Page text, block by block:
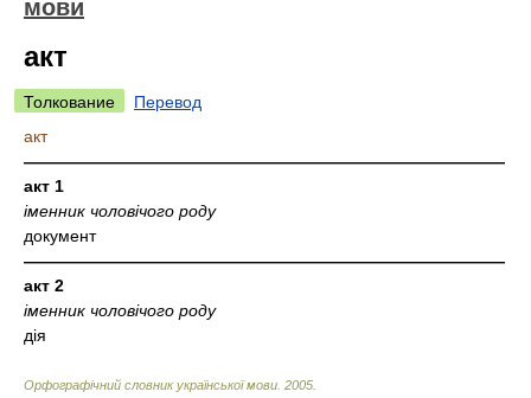
мови
акт
Толкование
Перевод
акт
—————————————————————————————
акт 1
іменник чоловічого роду
документ
—————————————————————————————
акт 2
іменник чоловічого роду
дія
Орфографічний словник української мови 2005